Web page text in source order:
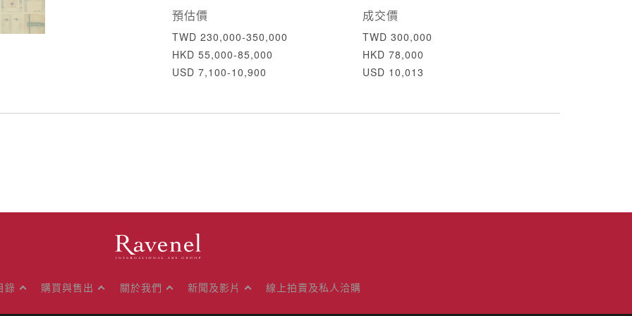
預估價
TWD 230,000-350,000
HKD 55,000-85,000
USD 7,100-10,900
成交價
TWD 300,000
HKD 78,000
USD 10,013
錄 購買與售出 關於我們 新聞及影片 線上拍賣及私人洽購